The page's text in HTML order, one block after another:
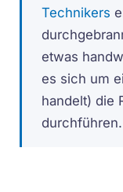
Technikers
etwas
es sich um
handelt) die
durchführen.